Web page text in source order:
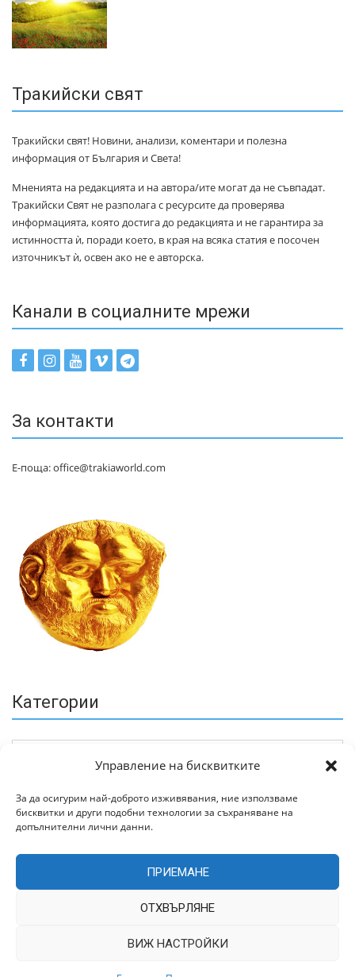
Управление на бисквитките
За да осигурим най-доброто изживявания, ние използваме
бисквитки и други подобни технологии за съхраняване на
допълнителни лични данни.
ПРИЕМАНЕ
ОТХВЪРЛЯНЕ
ВИЖ НАСТРОЙКИ
Тракийски свят
Тракийски свят! Новини, анализи, коментари и полезна
информация от България и Света!
Мненията на редакцията и на автора/ите могат да не съвпадат.
Тракийски Свят не разполага с ресурсите да проверява
информацията, която достига до редакцията и не гарантира за
истинността ѝ, поради което, в края на всяка статия е посочен
източникът ѝ, освен ако не е авторска.
Канали в социалните мрежи
За контакти
Е-поща: office@trakiaworld.com
Категории
Архив